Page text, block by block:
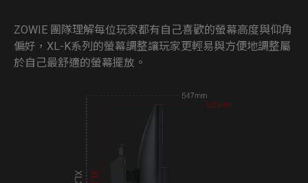
ZOWIE 團隊理解每位玩家都有自己喜歡的螢幕高度與仰角
偏好，XL-K系列的螢幕調整讓玩家更輕易與方便地調整屬
於自己最舒適的螢幕擺放。